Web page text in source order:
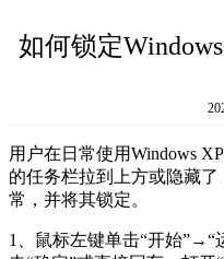
如何锁定
用户在日常使用Windows
的任务栏拉到上方或隐藏
常，并将其锁定。
1、鼠标左键单击“开始”→“